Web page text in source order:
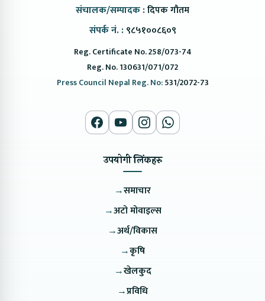
संचालक/सम्पादक :दिपक गौतम
संपर्क नं. : ९८५१००८६०९
Reg. Certificate No. 258/073-74
Reg. No. 130631/071/072
Press Council Nepal Reg. No:531/2072-73
उपयोगी लिंकहरु
→समाचार
→अटो मोवाइल्स
→अर्थ/विकास
→कृषि
→खेलकुद
→प्रविधि